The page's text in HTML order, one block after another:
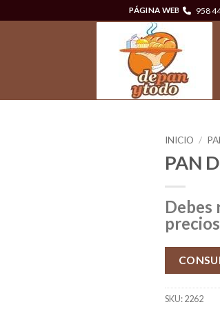
PÁGINA WEB 958
INICIO /
PAN
Debes
precios
SKU:2262